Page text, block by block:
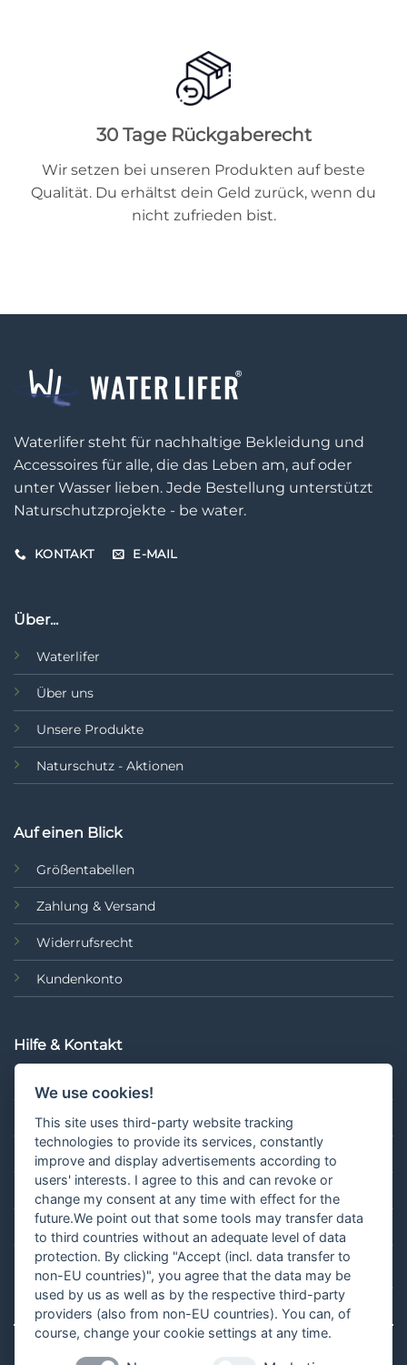
30 Tage Rückgaberecht
Wir setzen bei unseren Produkten auf beste
Qualität. Du erhältst dein Geld zurück, wenn du
nicht zufrieden bist.
Waterlifer steht für nachhaltige Bekleidung und
Accessoires für alle, die das Leben am, auf oder
unter Wasser lieben. Jede Bestellung unterstützt
Naturschutzprojekte - be water.
KONTAKT E-MAIL
Über...
Waterlifer
Über uns
Unsere Produkte
Naturschutz - Aktionen
Auf einen Blick
Größentabellen
Zahlung & Versand
Widerrufsrecht
Kundenkonto
Hilfe & Kontakt
Hilfe & Kontakt
Retouren
Blog
Vertrag widerrufen
¹Gilt für Lieferungen nach Deutschland. Lieferzeiten für andere Länder
und Informationen zur Berechnung des Liefertermins findest du
We use cookies!
This site uses third-party website tracking
technologies to provide its services, constantly
improve and display advertisements according to
users' interests. I agree to this and can revoke or
change my consent at any time with effect for the
future.We point out that some tools may transfer data
to third countries without an adequate level of data
protection. By clicking "Accept (incl. data transfer to
non-EU countries)", you agree that the data may be
used by us as well as by the respective third-party
providers (also from non-EU countries). You can, of
course, change your cookie settings at any time.